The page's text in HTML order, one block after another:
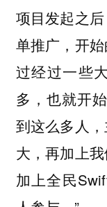
项目发起之
单推广，开
过经过一些
多，也就开
到这么多人
大，再加上
加上全民